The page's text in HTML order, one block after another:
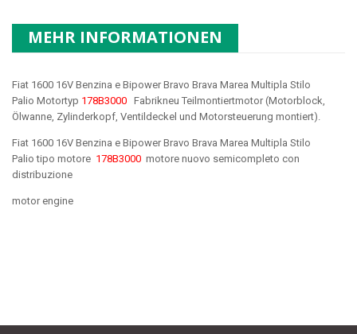
MEHR INFORMATIONEN
Fiat 1600 16V Benzina e Bipower Bravo Brava Marea Multipla Stilo
Palio Motortyp 178B3000 Fabrikneu Teilmontiertmotor (Motorblock,
Ölwanne, Zylinderkopf, Ventildeckel und Motorsteuerung montiert).
Fiat 1600 16V Benzina e Bipower Bravo Brava Marea Multipla Stilo
Palio tipo motore 178B3000 motore nuovo semicompleto con
distribuzione
motor engine